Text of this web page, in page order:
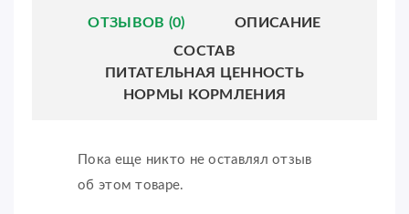
ОТЗЫВОВ (0)
ОПИСАНИЕ
СОСТАВ
ПИТАТЕЛЬНАЯ ЦЕННОСТЬ
НОРМЫ КОРМЛЕНИЯ
Пока еще никто не оставлял отзыв
об этом товаре.